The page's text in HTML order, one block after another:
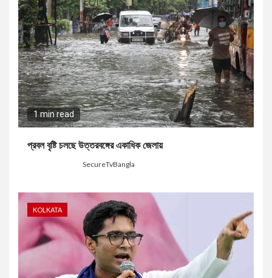
1 min read
প্রবল বৃষ্টি চলছে উত্তরবঙ্গের একাধিক জেলায়
SecureTvBangla
KOLKATA